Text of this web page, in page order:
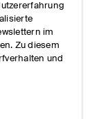
im
Zu diesem
und